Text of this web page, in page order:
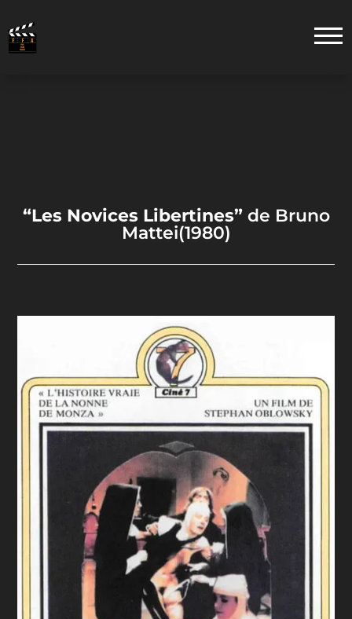
“Les Novices Libertines”de Bruno
Mattei(1980)